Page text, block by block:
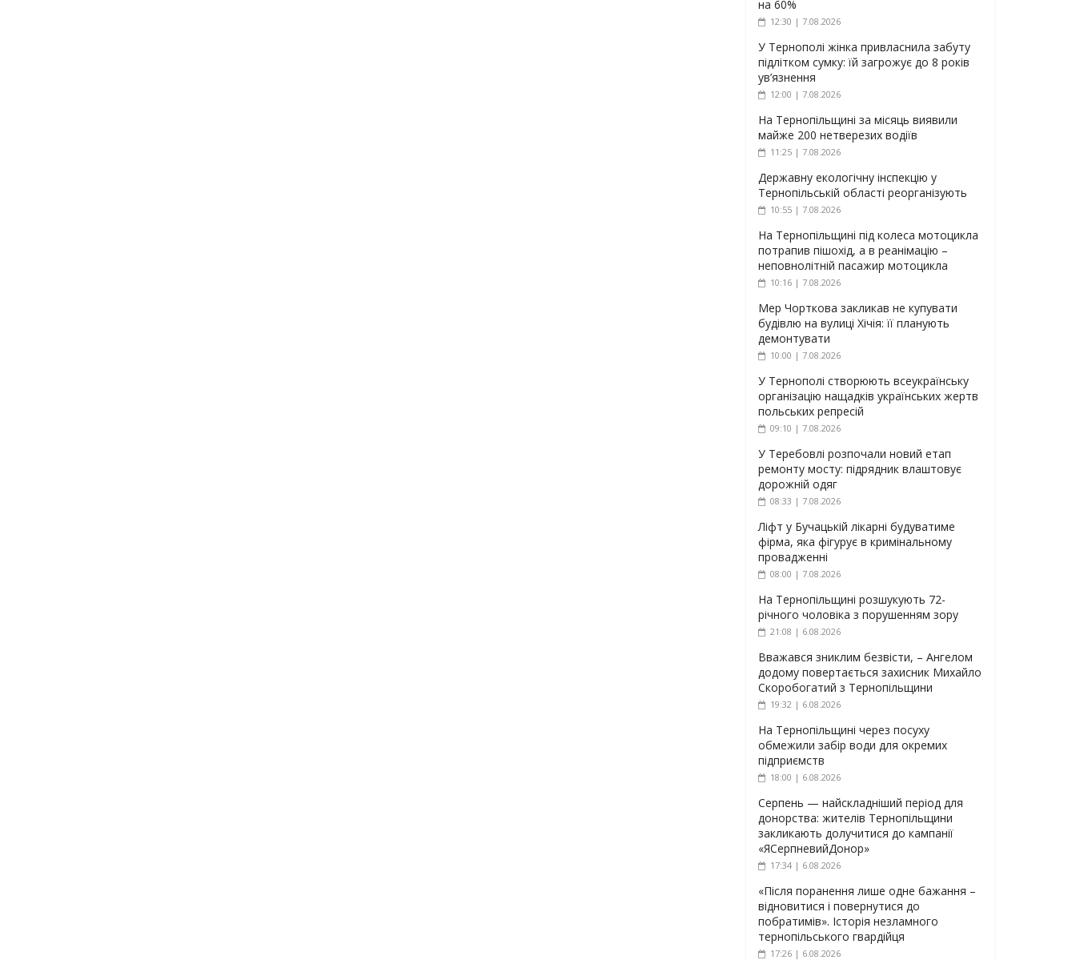
на 60%
12:30 | 7.08.2026
У Тернополі жінка привласнила забуту
підлітком сумку: їй загрожує до 8 років
ув’язнення
12:00 | 7.08.2026
На Тернопільщині за місяць виявили
майже 200 нетверезих водіїв
11:25 | 7.08.2026
Державну екологічну інспекцію у
Тернопільській області реорганізують
10:55 | 7.08.2026
На Тернопільщині під колеса мотоцикла
потрапив пішохід, а в реанімацію –
неповнолітній пасажир мотоцикла
10:16 | 7.08.2026
Мер Чорткова закликав не купувати
будівлю на вулиці Хічія: її планують
демонтувати
10:00 | 7.08.2026
У Тернополі створюють всеукраїнську
організацію нащадків українських жертв
польських репресій
09:10 | 7.08.2026
У Теребовлі розпочали новий етап
ремонту мосту: підрядник влаштовує
дорожній одяг
08:33 | 7.08.2026
Ліфт у Бучацькій лікарні будуватиме
фірма, яка фігурує в кримінальному
провадженні
08:00 | 7.08.2026
На Тернопільщині розшукують 72-
річного чоловіка з порушенням зору
21:08 | 6.08.2026
Вважався зниклим безвісти, – Ангелом
додому повертається захисник Михайло
Скоробогатий з Тернопільщини
19:32 | 6.08.2026
На Тернопільщині через посуху
обмежили забір води для окремих
підприємств
18:00 | 6.08.2026
Серпень — найскладніший період для
донорства: жителів Тернопільщини
закликають долучитися до кампанії
«ЯСерпневийДонор»
17:34 | 6.08.2026
«Після поранення лише одне бажання –
відновитися і повернутися до
побратимів». Історія незламного
тернопільського гвардійця
17:26 | 6.08.2026